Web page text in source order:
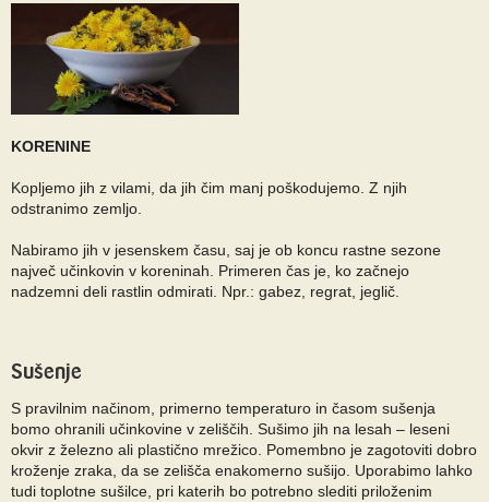
KORENINE
Kopljemo jih z vilami, da jih čim manj poškodujemo. Z njih
odstranimo zemljo.
Nabiramo jih v jesenskem času, saj je ob koncu rastne sezone
največ učinkovin v koreninah. Primeren čas je, ko začnejo
nadzemni deli rastlin odmirati. Npr.: gabez, regrat, jeglič.
Sušenje
S pravilnim načinom, primerno temperaturo in časom sušenja
bomo ohranili učinkovine v zeliščih. Sušimo jih na lesah – leseni
okvir z železno ali plastično mrežico. Pomembno je zagotoviti dobro
kroženje zraka, da se zelišča enakomerno sušijo. Uporabimo lahko
tudi toplotne sušilce, pri katerih bo potrebno slediti priloženim